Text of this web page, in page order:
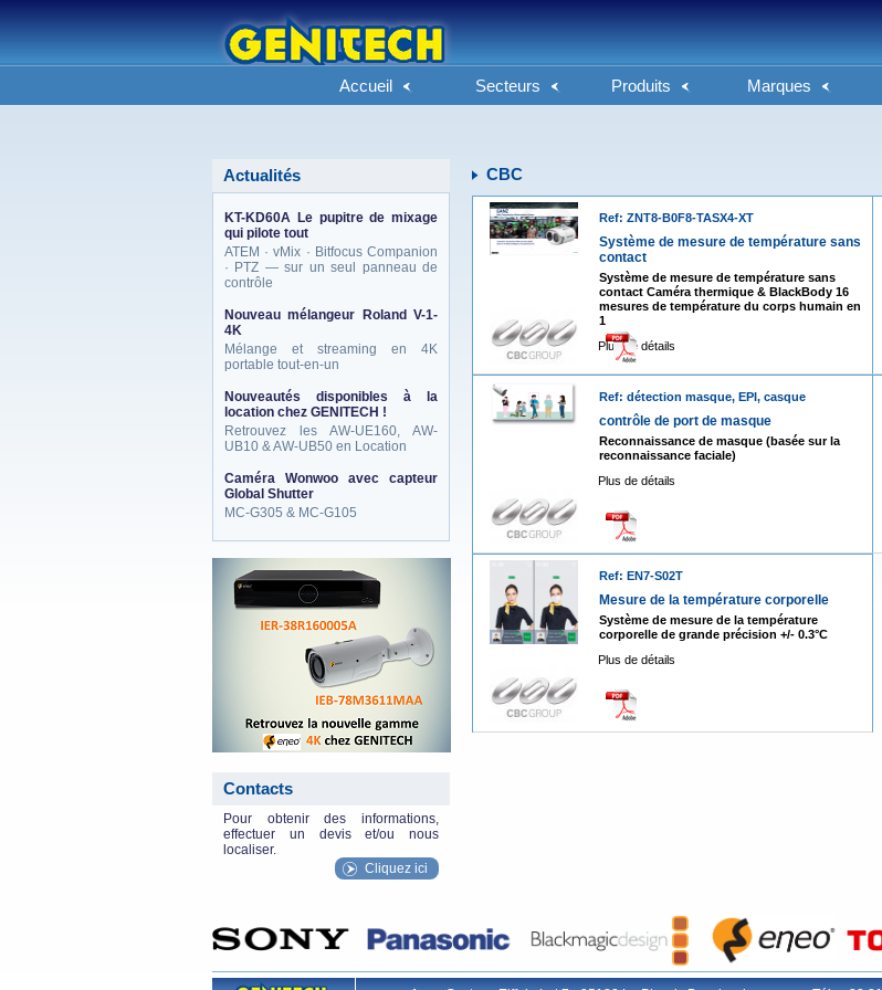
Accueil Secteurs Produits Marques
Actualités
KT-KD60A Le pupitre de mixage
qui pilote tout
ATEM · vMix · Bitfocus Companion
· PTZ — sur un seul panneau de
contrôle
Nouveau mélangeur Roland V-1-
4K
Mélange et streaming en 4K
portable tout-en-un
Nouveautés disponibles à la
location chez GENITECH !
Retrouvez les AW-UE160, AW-
UB10 & AW-UB50 en Location
Caméra Wonwoo avec capteur
Global Shutter
MC-G305 & MC-G105
Contacts
Pour obtenir des informations,
effectuer un devis et/ou nous
localiser.
Cliquez ici
CBC
Ref: ZNT8-B0F8-TASX4-XT
Système de mesure de température sans
contact
Système de mesure de température sans
contact Caméra thermique & BlackBody 16
mesures de température du corps humain en
1
Plus de détails
Ref: détection masque, EPI, casque
contrôle de port de masque
Reconnaissance de masque (basée sur la
reconnaissance faciale)
Plus de détails
Ref: EN7-S02T
Mesure de la température corporelle
Système de mesure de la température
corporelle de grande précision +/- 0.3°C
Plus de détails